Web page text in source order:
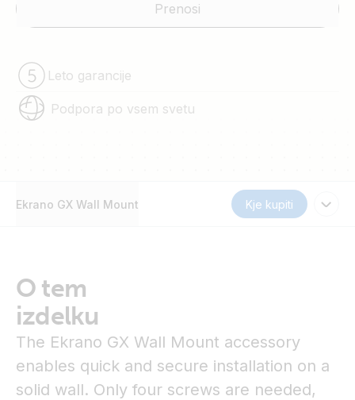
Prenosi
Leto garancije
Podpora po vsem svetu
Ekrano GX Wall Mount Kje kupiti
O tem
izdelku
The Ekrano GX Wall Mount accessory
enables quick and secure installation on a
solid wall. Only four screws are needed,